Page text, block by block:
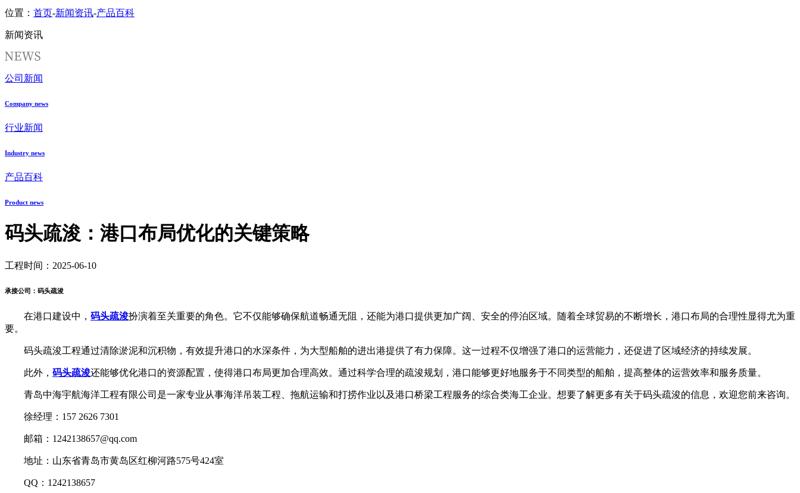
位置： 首页-新闻资讯-产品百科
新闻资讯
公司新闻
Company news
行业新闻
Industry news
产品百科
Product news
码头疏浚：港口布局优化的关键策略
工程时间：2025-06-10
承接公司：码头疏浚
在港口建设中， 码头疏浚扮演着至关重要的角色。它不仅能够确保航道畅通无阻，还能为港口提供更加广阔、安全的停泊区域。随着全球贸易的不断增长，港口布局的合理性显得尤为重
要。
码头疏浚工程通过清除淤泥和沉积物，有效提升港口的水深条件，为大型船舶的进出港提供了有力保障。这一过程不仅增强了港口的运营能力，还促进了区域经济的持续发展。
此外， 码头疏浚还能够优化港口的资源配置，使得港口布局更加合理高效。通过科学合理的疏浚规划，港口能够更好地服务于不同类型的船舶，提高整体的运营效率和服务质量。
青岛中海宇航海洋工程有限公司是一家专业从事海洋吊装工程、拖航运输和打捞作业以及港口桥梁工程服务的综合类海工企业。想要了解更多有关于码头疏浚的信息，欢迎您前来咨询。
徐经理：157 2626 7301
邮箱：1242138657@qq.com
地址：山东省青岛市黄岛区红柳河路575号424室
QQ：1242138657